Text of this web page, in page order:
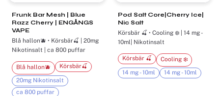
Frunk Bar Mesh | Blue
Razz Cherry | ENGÅNGS
VAPE
Blå hallon🫐 • Körsbär🍒 | 20mg
Nikotinsalt | ca 800 puffar
Blå hallon🫐 Körsbär🍒
20mg Nikotinsalt
ca 800 puffar
Pod Salt Core|Cherry Ice|
Nic Salt
Körsbär 🍒 • Cooling ❄️ | 14 mg -
10ml| Nikotinsalt
Körsbär 🍒
Cooling ❄️
14 mg - 10ml
14 mg - 10ml